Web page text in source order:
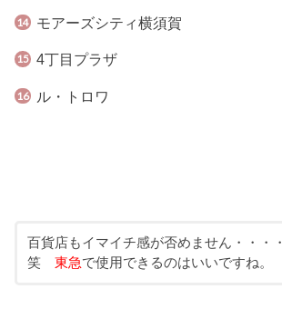
モアーズシティ横須賀
4丁目プラザ
ル・トロワ
百貨店もイマイチ感が否めません・・・・
笑 東急で使用できるのはいいですね。